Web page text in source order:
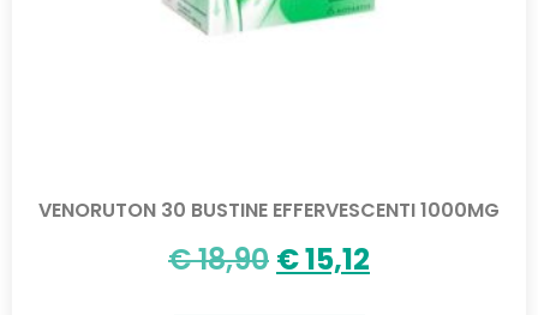
VENORUTON 30 BUSTINE EFFERVESCENTI 1000MG
€18,90 €15,12